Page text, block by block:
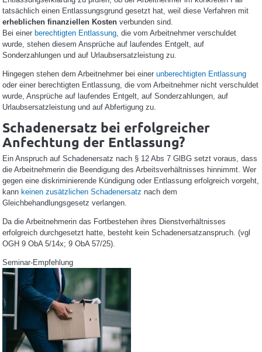
tatsächlich einen Entlassungsgrund gesetzt hat, weil diese Verfahren mit
erheblichen finanziellen Kostenverbunden sind.
Bei einer berechtigten Entlassung, die vom Arbeitnehmer verschuldet
wurde, stehen diesem Ansprüche auf laufendes Entgelt, auf
Sonderzahlungen und auf Urlaubsersatzleistung zu.
Hingegen stehen dem Arbeitnehmer bei einer unberechtigten Entlassung
oder einer berechtigten Entlassung, die vom Arbeitnehmer nicht verschuldet
wurde, Ansprüche auf laufendes Entgelt, auf Sonderzahlungen, auf
Urlaubsersatzleistung und auf Abfertigung zu.
Schadenersatz bei erfolgreicher
Anfechtung der Entlassung?
Ein Anspruch auf Schadenersatz nach § 12 Abs 7 GlBG setzt voraus, dass
die Arbeitnehmerin die Beendigung des Arbeitsverhältnisses hinnimmt. Wer
gegen eine diskriminierende Kündigung oder Entlassung erfolgreich vorgeht,
kann keinen zusätzlichen Schadenersatz nach dem
Gleichbehandlungsgesetz verlangen.
Da die Arbeitnehmerin das Fortbestehen ihres Dienstverhältnisses
erfolgreich durchgesetzt hatte, besteht kein Schadenersatzanspruch. (vgl
OGH 9 ObA 5/14x; 9 ObA 57/25).
Seminar-Empfehlung